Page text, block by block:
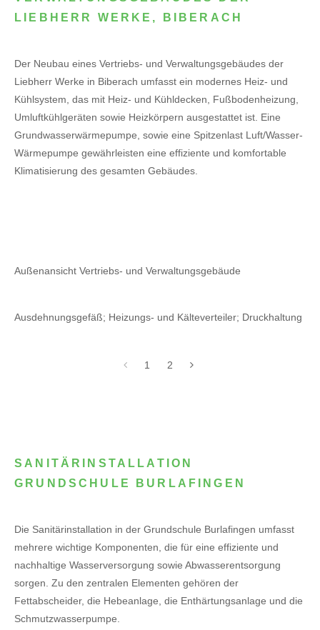
LIEBHERR WERKE, BIBERACH
Der Neubau eines Vertriebs- und Verwaltungsgebäudes der
Liebherr Werke in Biberach umfasst ein modernes Heiz- und
Kühlsystem, das mit Heiz- und Kühldecken, Fußbodenheizung,
Umluftkühlgeräten sowie Heizkörpern ausgestattet ist. Eine
Grundwasserwärmepumpe, sowie eine Spitzenlast Luft/Wasser-
Wärmepumpe gewährleisten eine effiziente und komfortable
Klimatisierung des gesamten Gebäudes.
Außenansicht Vertriebs- und Verwaltungsgebäude
Ausdehnungsgefäß; Heizungs- und Kälteverteiler; Druckhaltung
1 2
SANITÄRINSTALLATION
GRUNDSCHULE BURLAFINGEN
Die Sanitärinstallation in der Grundschule Burlafingen umfasst
mehrere wichtige Komponenten, die für eine effiziente und
nachhaltige Wasserversorgung sowie Abwasserentsorgung
sorgen. Zu den zentralen Elementen gehören der
Fettabscheider, die Hebeanlage, die Enthärtungsanlage und die
Schmutzwasserpumpe.